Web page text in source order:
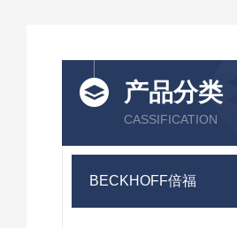
产品分类
CASSIFICATION
BECKHOFF倍福